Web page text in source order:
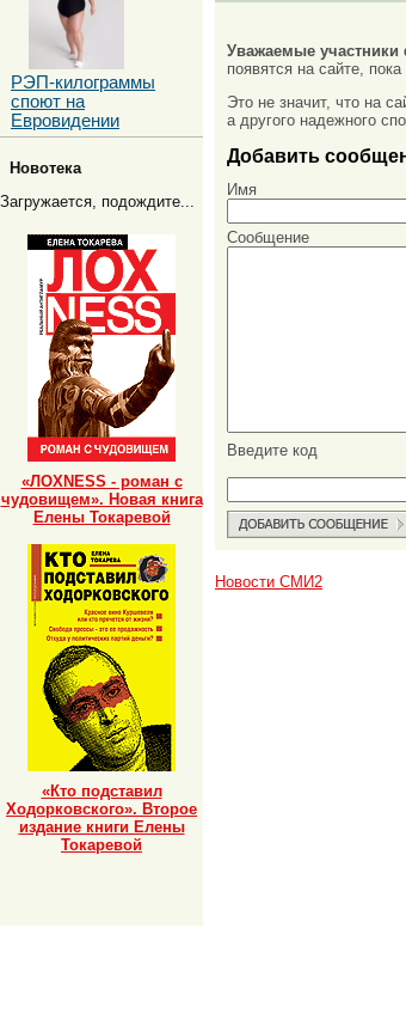
Уважаемые участники
появятся на сайте,
Это не значит, что на
а другого надежного
Добавить
Имя
Сообщение
Введите код
Новости СМИ2
РЭП-килограммы
споют на
Евровидении
Новотека
Загружается, подождите...
«ЛОХNESS - роман с
чудовищем». Новая книга
Елены Токаревой
«Кто подставил
Ходорковского». Второе
издание книги Елены
Токаревой